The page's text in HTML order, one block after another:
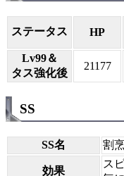
ステータス HP
Lv99＆
タス強化後
21177
SS
SS名 割
効果
ス